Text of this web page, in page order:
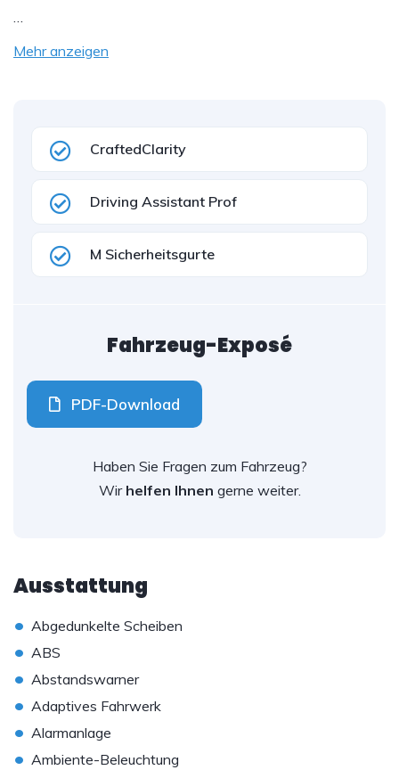
…
Mehr anzeigen
CraftedClarity
Driving Assistant Prof
M Sicherheitsgurte
Fahrzeug-Exposé
PDF-Download
Haben Sie Fragen zum Fahrzeug?
Wir helfen Ihnen gerne weiter.
Ausstattung
• Abgedunkelte Scheiben
• ABS
• Abstandswarner
• Adaptives Fahrwerk
• Alarmanlage
• Ambiente-Beleuchtung